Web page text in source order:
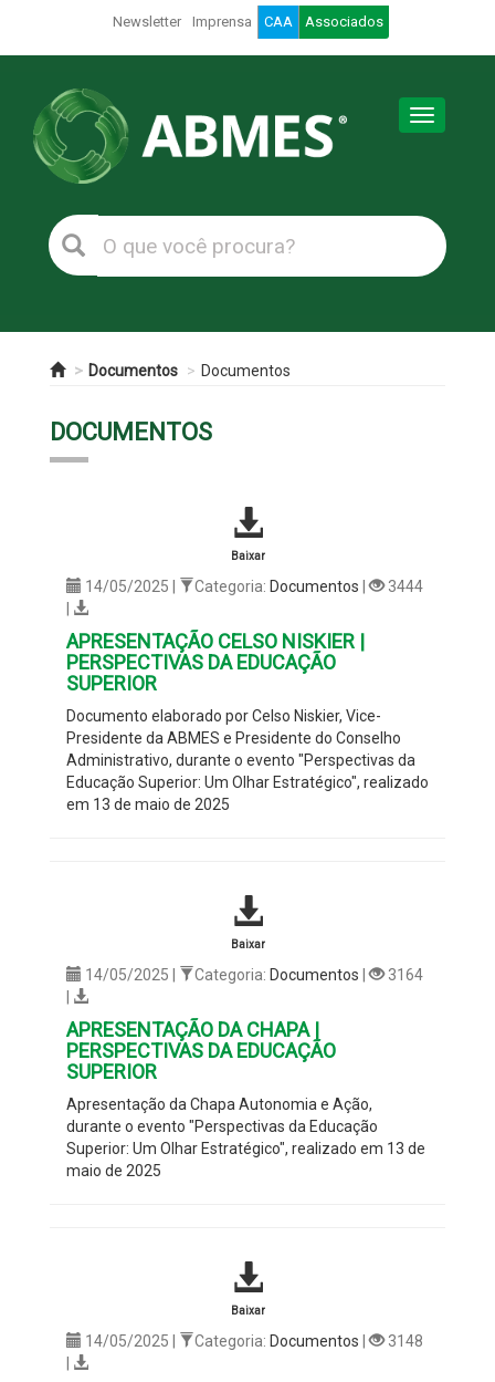
Newsletter Imprensa CAA Associados
Toggle
Documentos Documentos
DOCUMENTOS
Baixar
14/05/2025 | Categoria: Documentos |
3444
APRESENTAÇÃO CELSO NISKIER |
PERSPECTIVAS DA EDUCAÇÃO
SUPERIOR
Documento elaborado porCelso Niskier, Vice-
Presidente da ABMES e Presidente do Conselho
Administrativo, durante o evento "Perspectivas da
Educação Superior: Um Olhar Estratégico", realizado
em 13 de maio de 2025
Baixar
14/05/2025 | Categoria: Documentos |
3164
APRESENTAÇÃO DA CHAPA |
PERSPECTIVAS DA EDUCAÇÃO
SUPERIOR
Apresentação da Chapa Autonomia e Ação,
durante o evento "Perspectivas da Educação
Superior: Um Olhar Estratégico", realizado em 13 de
maio de 2025
Baixar
14/05/2025 | Categoria: Documentos |
3148